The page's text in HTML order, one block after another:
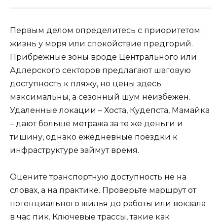
Первым делом определитесь с приоритетом:
жизнь у моря или спокойствие предгорий.
Прибрежные зоны вроде Центрального или
Адлерского секторов предлагают шаговую
доступность к пляжу, но цены здесь
максимальны, а сезонный шум неизбежен.
Удаленные локации – Хоста, Кудепста, Мамайка
– дают больше метража за те же деньги и
тишину, однако ежедневные поездки к
инфраструктуре займут время.
Оцените транспортную доступность не на
словах, а на практике. Проверьте маршрут от
потенциального жилья до работы или вокзала
в час пик. Ключевые трассы, такие как